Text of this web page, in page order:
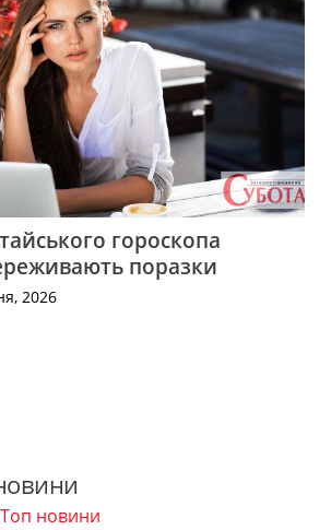
гороскопа
поразки
2026
Топ новини